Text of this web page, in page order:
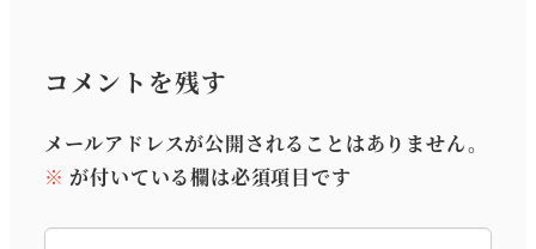
コメントを残す
メールアドレスが公開されることはありません。
※ が付いている欄は必須項目です